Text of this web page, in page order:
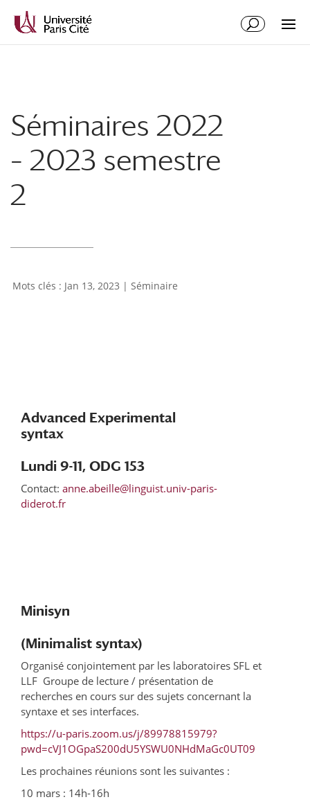
contenu
Séminaires 2022
– 2023 semestre
2
Jan 13, 2023 | Séminaire
Advanced Experimental
syntax
Lundi 9-11, ODG 153
Contact: anne.abeille@linguist.univ-paris-
diderot.fr
Minisyn
(Minimalist syntax)
Organisé conjointement par les laboratoires SFL et
LLF Groupe de lecture / présentation de
recherches en cours sur des sujets concernant la
syntaxe et ses interfaces.
https://u-paris.zoom.us/j/89978815979?
pwd=cVJ1OGpaS200dU5YSWU0NHdMaGc0UT09
Les prochaines réunions sont les suivantes :
10 mars : 14h-16h